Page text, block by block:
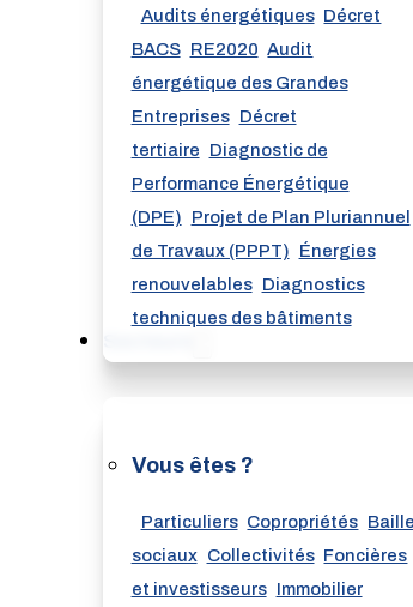
Audits énergétiques Décret
BACS RE2020 Audit
énergétique des Grandes
Entreprises Décret
tertiaire Diagnostic de
Performance Énergétique
(DPE) Projet de Plan Pluriannuel
de Travaux (PPPT) Énergies
renouvelables Diagnostics
techniques des bâtiments
Vous êtes ?
Particuliers Copropriétés
sociaux Collectivités Foncières
et investisseurs Immobilier